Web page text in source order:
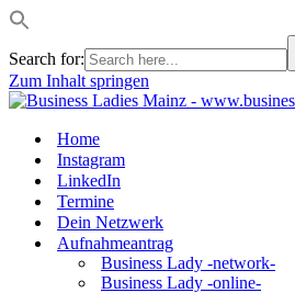
Search for:
Zum Inhalt springen
Home
Instagram
LinkedIn
Termine
Dein Netzwerk
Aufnahmeantrag
Business Lady -network-
Business Lady -online-